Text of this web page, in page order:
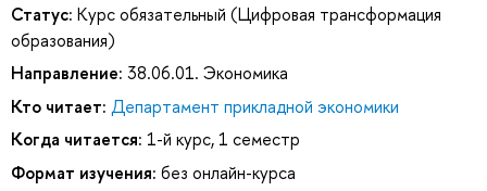
Статус: Курс обязательный (Цифровая трансформация
образования)
Направление: 38.06.01. Экономика
Кто читает: Департамент прикладной экономики
Когда читается: 1-й курс, 1 семестр
Формат изучения: без онлайн-курса